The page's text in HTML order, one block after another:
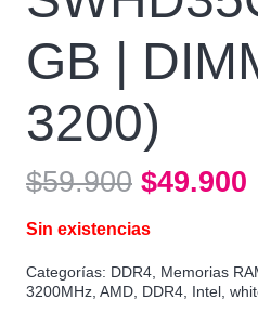
GB |
3200)
$59.900 El
original
era:
$59.900.
$49.900
Sin existencias
Categorías: DDR4, Memorias
3200MHz, AMD, DDR4, Intel,